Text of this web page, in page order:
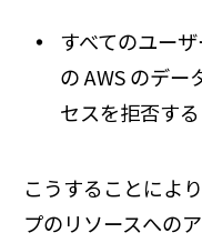
すべてのユー
の AWS のデー
セスを拒否する
こうすることによ
プのリソースへの